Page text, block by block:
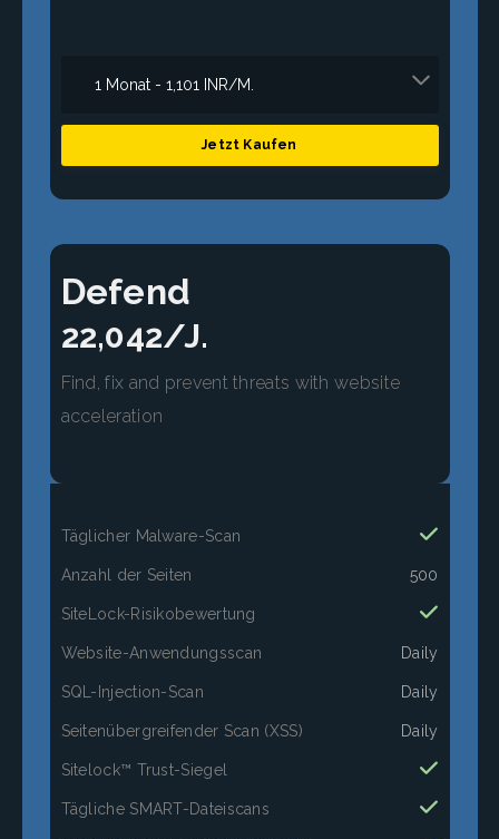
Jetzt Kaufen
Defend
22,042/J.
Find, fix and prevent threats with website
acceleration
Täglicher Malware-Scan
Anzahl der Seiten 500
SiteLock-Risikobewertung
Website-Anwendungsscan Daily
SQL-Injection-Scan Daily
Seitenübergreifender Scan (XSS) Daily
Sitelock™ Trust-Siegel
Tägliche SMART-Dateiscans